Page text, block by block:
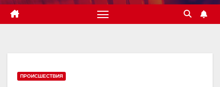
ПРОИСШЕСТВИЯ